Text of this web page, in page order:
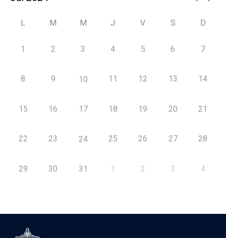
L M M J V S D
1 2 3 4 5 6 7
8 9 10 11 12 13 14
15 16 17 18 19 20 21
22 23 24 25 26 27 28
29 30 31 1 2 3 4